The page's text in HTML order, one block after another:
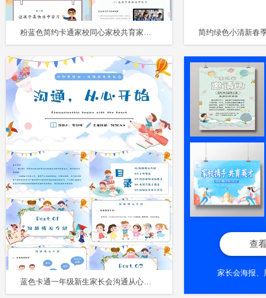
粉蓝色简约卡通家校同心家校共育家长会动态PPT模板
蓝色卡通一年级新生家长会沟通从心开始主题PPT模板
查
家长会海报、